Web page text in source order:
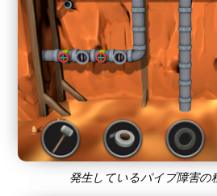
発生しているパイプ障害の